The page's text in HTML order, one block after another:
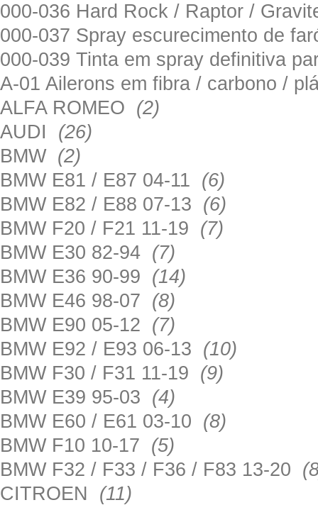
000-036 Hard Rock / Raptor /
000-037 Spray escurecimento de
000-039 Tinta em spray definitiva
A-01 Ailerons em fibra / carbono /
ALFA ROMEO (2)
AUDI (26)
BMW (2)
BMW E81 / E87 04-11 (6)
BMW E82 / E88 07-13 (6)
BMW F20 / F21 11-19 (7)
BMW E30 82-94 (7)
BMW E36 90-99 (14)
BMW E46 98-07 (8)
BMW E90 05-12 (7)
BMW E92 / E93 06-13 (10)
BMW F30 / F31 11-19 (9)
BMW E39 95-03 (4)
BMW E60 / E61 03-10 (8)
BMW F10 10-17 (5)
BMW F32 / F33 / F36 / F83 13-20
CITROEN (11)